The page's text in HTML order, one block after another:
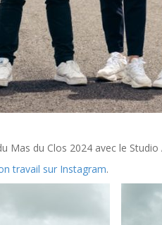
Mas du Clos 2024 avec le
travail sur Instagram.